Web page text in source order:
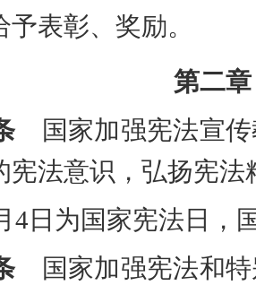
表彰、奖励。
第二
国家加强宪法宣传
宪法意识，弘扬宪
4日为国家宪法日，
国家加强宪法和特